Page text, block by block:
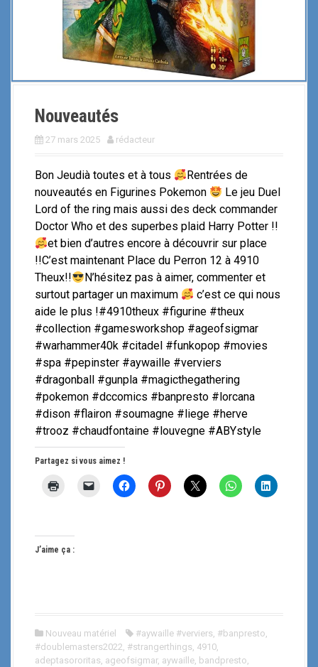
Nouveautés
27 mars 2025 rédacteur
Bon Jeudià toutes et à tous
Rentrées de
nouveautés en Figurines Pokemon
Le jeu Duel
Lord of the ring mais aussi des deck commander
Doctor Who et des superbes plaid Harry Potter !!
et bien d’autres encore à découvrir sur place
!!C’est maintenant Place du Perron 12 à 4910
Theux!!
N’hésitez pas à aimer, commenter et
surtout partager un maximum
c’est ce qui nous
aide le plus !#4910theux #figurine #theux
#collection #gamesworkshop #ageofsigmar
#warhammer40k #citadel #funkopop #movies
#spa #pepinster #aywaille #verviers
#dragonball #gunpla #magicthegathering
#pokemon #dccomics #banpresto #lorcana
#dison #flairon #soumagne #liege #herve
#trooz #chaudfontaine #louvegne #ABYstyle
Partagez si vous aimez !
J’aime ça :
Nouveau matériel #aywaille #verviers, #banpresto,
#doublemasters2022, #strangerthings, 4910,
adeptasororitas, ageofsigmar, aywaille, bandpresto,